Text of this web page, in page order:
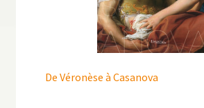
De Véronèse à Casanova